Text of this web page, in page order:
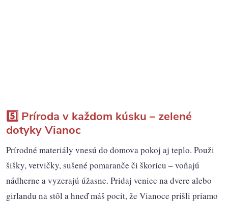
5️⃣ Príroda v každom kúsku – zelené
dotyky Vianoc
Prírodné materiály vnesú do domova pokoj aj teplo. Použi
šišky, vetvičky, sušené pomaranče či škoricu – voňajú
nádherne a vyzerajú úžasne. Pridaj veniec na dvere alebo
girlandu na stôl a hneď máš pocit, že Vianoce prišli priamo